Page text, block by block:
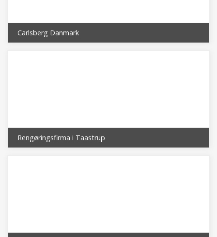
Carlsberg Danmark
Rengøringsfirma i Taastrup